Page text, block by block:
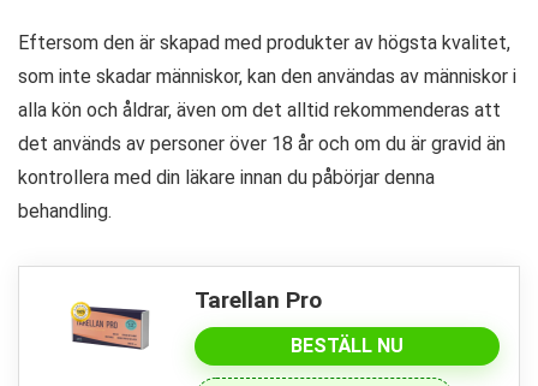
Eftersom den är skapad med produkter av högsta kvalitet,
som inte skadar människor, kan den användas av människor i
alla kön och åldrar, även om det alltid rekommenderas att
det används av personer över 18 år och om du är gravid än
kontrollera med din läkare innan du påbörjar denna
behandling.
Tarellan Pro
BESTÄLL NU